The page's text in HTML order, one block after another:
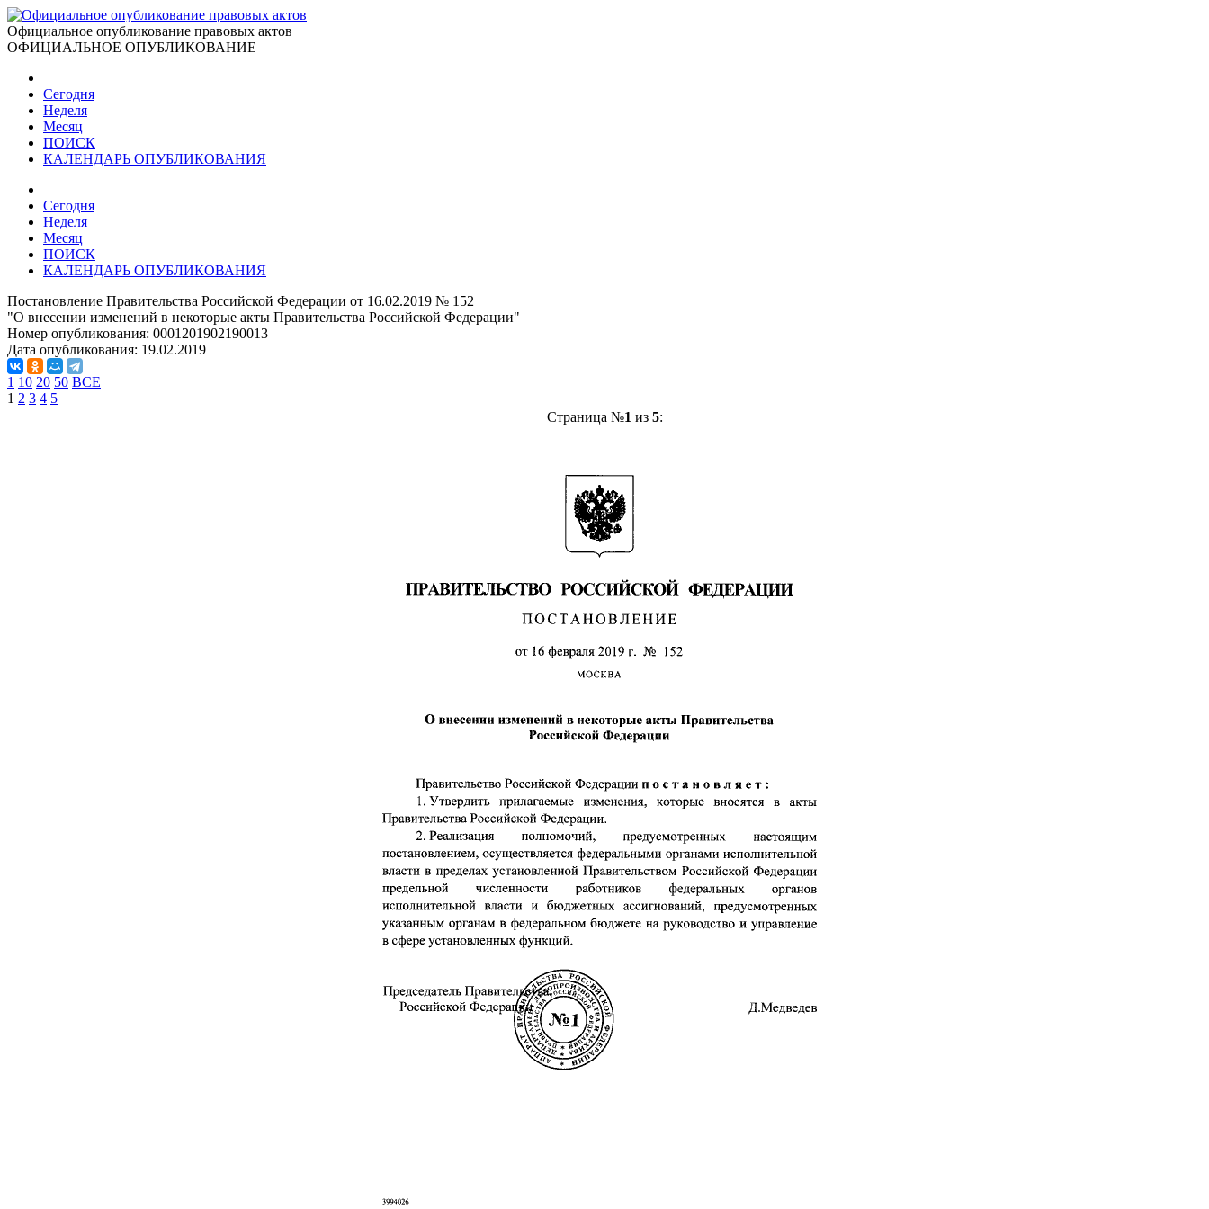
Официальное опубликование правовых актов
ОФИЦИАЛЬНОЕ ОПУБЛИКОВАНИЕ
Сегодня
Неделя
Месяц
ПОИСК
КАЛЕНДАРЬ ОПУБЛИКОВАНИЯ
Сегодня
Неделя
Месяц
ПОИСК
КАЛЕНДАРЬ ОПУБЛИКОВАНИЯ
Постановление Правительства Российской Федерации от 16.02.2019 № 152
"О внесении изменений в некоторые акты Правительства Российской Федерации"
Номер опубликования: 0001201902190013
Дата опубликования: 19.02.2019
1 10 20 50 ВСЕ
1 2 3 4 5
Страница №1 из 5: